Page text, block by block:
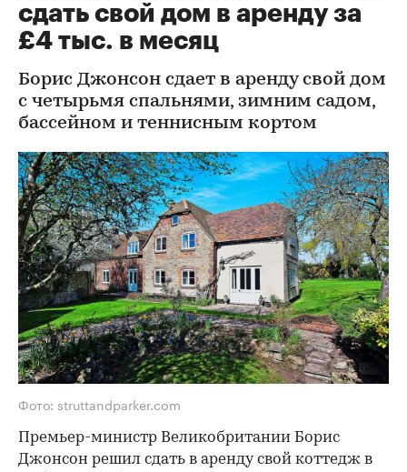
сдать свой дом в аренду за
£4 тыс. в месяц
Борис Джонсон сдает в аренду свой дом
с четырьмя спальнями, зимним садом,
бассейном и теннисным кортом
Фото: struttandparker.com
Премьер-министр Великобритании Борис
Джонсон решил сдать в аренду свой коттедж в